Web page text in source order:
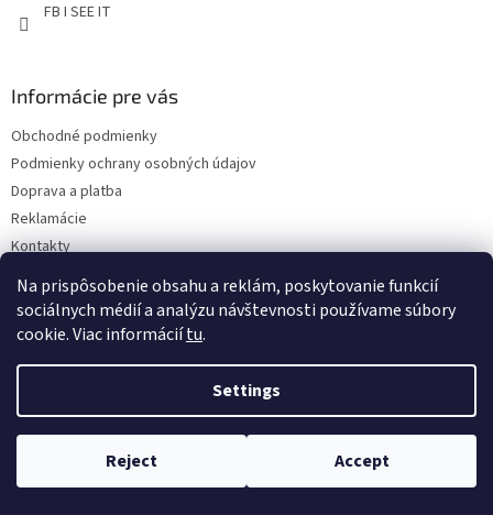
Na prispôsobenie obsahu a reklám, poskytovanie funkcií
sociálnych médií a analýzu návštevnosti používame súbory
cookie. Viac informáciítu.
Settings
Reject Accept
FB I SEE IT
Informácie pre vás
Obchodné podmienky
Podmienky ochrany osobných údajov
Doprava a platba
Reklamácie
Kontakty
Eshop ISEEIT. All rights reserved.
settings